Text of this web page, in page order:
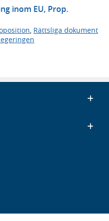
inom EU, Prop.
, Rättsliga dokument